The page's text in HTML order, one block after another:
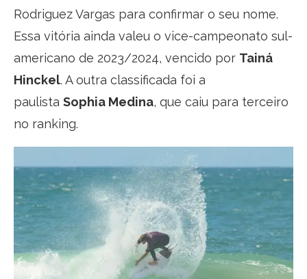
Rodriguez Vargas para confirmar o seu nome.
Essa vitória ainda valeu o vice-campeonato sul-
americano de 2023/2024, vencido por Tainá
Hinckel. A outra classificada foi a
paulista Sophia Medina, que caiu para terceiro
no ranking.